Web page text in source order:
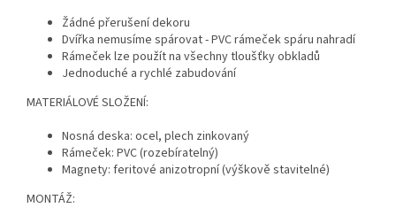
Žádné přerušení dekoru
Dvířka nemusíme spárovat - PVC rámeček spáru nahradí
Rámeček lze použít na všechny tloušťky obkladů
Jednoduché a rychlé zabudování
MATERIÁLOVÉ SLOŽENÍ:
Nosná deska: ocel, plech zinkovaný
Rámeček: PVC (rozebíratelný)
Magnety: feritové anizotropní (výškově stavitelné)
MONTÁŽ: